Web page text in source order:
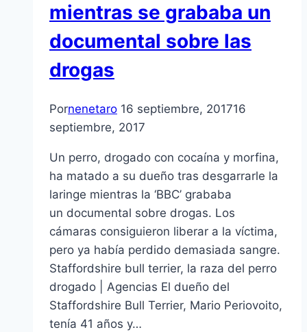
mientras se grababa un
documental sobre las
drogas
Pornenetaro 16 septiembre, 201716
septiembre, 2017
Un perro, drogado con cocaína y morfina,
ha matado a su dueño tras desgarrarle la
laringe mientras la ‘BBC’ grababa
un documental sobre drogas. Los
cámaras consiguieron liberar a la víctima,
pero ya había perdido demasiada sangre.
Staffordshire bull terrier, la raza del perro
drogado | Agencias El dueño del
Staffordshire Bull Terrier, Mario Periovoito,
tenía 41 años y…